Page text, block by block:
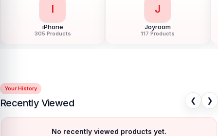
I
iPhone
305 Products
J
Joyroom
117 Products
Your History
Recently Viewed ❮ ❯
No recently viewed products yet.